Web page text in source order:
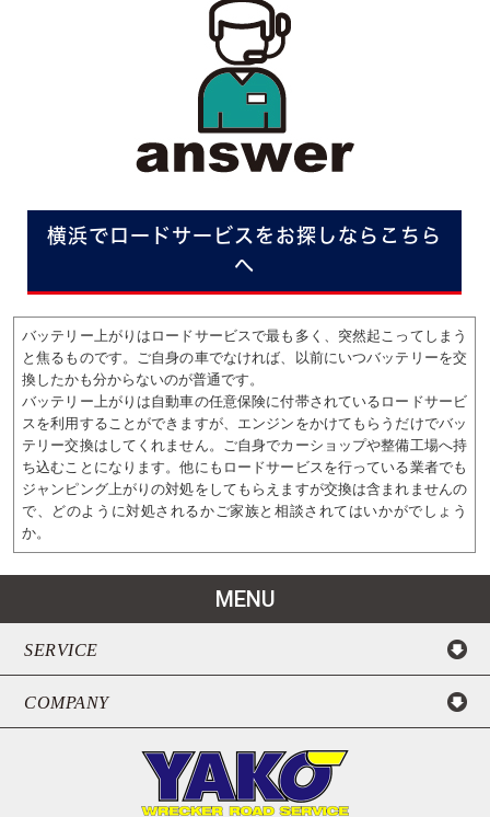
横浜でロードサービスをお探しならこちら
へ
バッテリー上がりはロードサービスで最も多く、突然起こってしまう
と焦るものです。ご自身の車でなければ、以前にいつバッテリーを交
換したかも分からないのが普通です。
バッテリー上がりは自動車の任意保険に付帯されているロードサービ
スを利用することができますが、エンジンをかけてもらうだけでバッ
テリー交換はしてくれません。ご自身でカーショップや整備工場へ持
ち込むことになります。他にもロードサービスを行っている業者でも
ジャンピング上がりの対処をしてもらえますが交換は含まれませんの
で、どのように対処されるかご家族と相談されてはいかがでしょう
か。
MENU
SERVICE
COMPANY